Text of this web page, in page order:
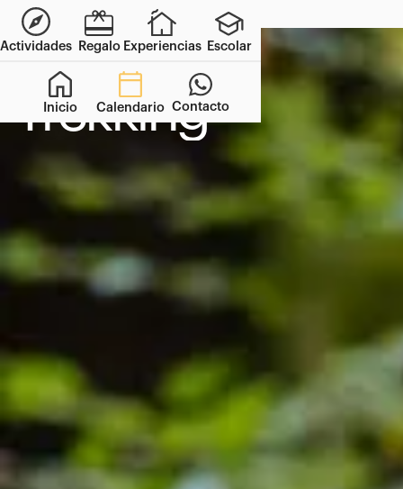
Actividades Regalo Experiencias Escolar
Reservar
Inicio Calendario Contacto
Trekking